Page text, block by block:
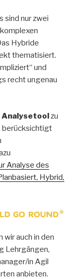
sind nur zwei
Hybride
thematisiert.
und
recht ungenau
Analysetoolzu
berücksichtigt
Analyse des
Hybrid,
auch in den
Lehrgängen,
in Agil
anbieten.